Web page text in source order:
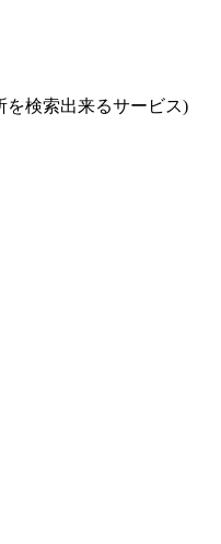
を検索出来るサービス)